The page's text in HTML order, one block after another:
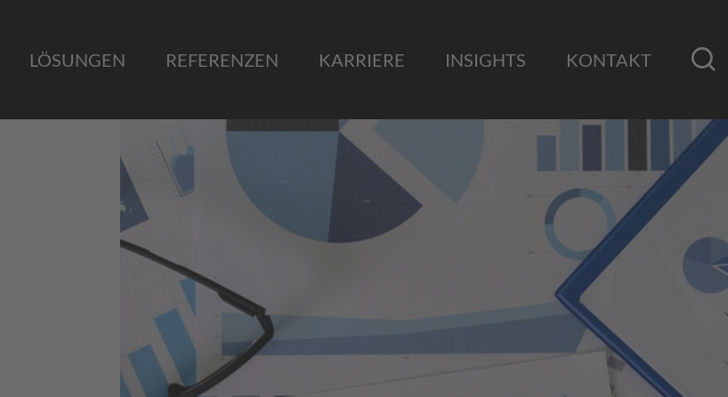
LÖSUNGEN REFERENZEN KARRIERE INSIGHTS KONTAKT